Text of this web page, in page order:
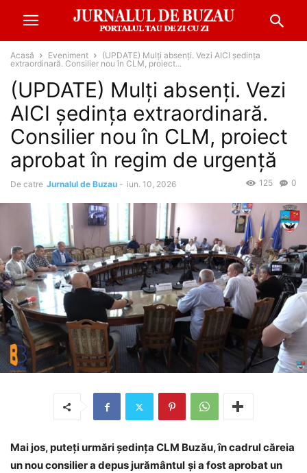
Acasă Eveniment
(UPDATE) Mulți absenți. Vezi AICI ședința
extraordinară. Consilier nou în CLM, proiect...
(UPDATE) Mulți absenți. Vezi
AICI ședința extraordinară.
Consilier nou în CLM, proiect
aprobat în regim de urgență
De catre Jurnalul de Buzau - iun. 10, 2026 0
125
Mai jos, puteți urmări ședința CLM Buzău, în cadrul căreia
un nou consilier a depus jurământul și a fost aprobat un